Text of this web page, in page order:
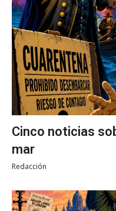
Cinco noticias
mar
Redacción